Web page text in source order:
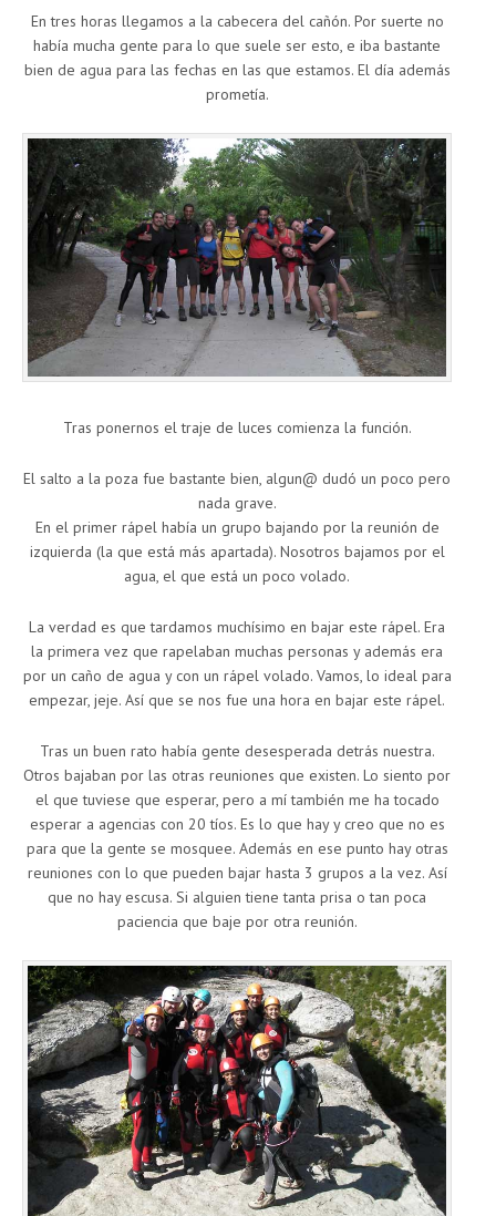
En tres horas llegamos a la cabecera del cañón. Por suerte no
había mucha gente para lo que suele ser esto, e iba bastante
bien de agua para las fechas en las que estamos. El día además
prometía.
Tras ponernos el traje de luces comienza la función.
El salto a la poza fue bastante bien, algun@ dudó un poco pero
nada grave.
En el primer rápel había un grupo bajando por la reunión de
izquierda (la que está más apartada). Nosotros bajamos por el
agua, el que está un poco volado.
La verdad es que tardamos muchísimo en bajar este rápel. Era
la primera vez que rapelaban muchas personas y además era
por un caño de agua y con un rápel volado. Vamos, lo ideal para
empezar, jeje. Así que se nos fue una hora en bajar este rápel.
Tras un buen rato había gente desesperada detrás nuestra.
Otros bajaban por las otras reuniones que existen. Lo siento por
el que tuviese que esperar, pero a mí también me ha tocado
esperar a agencias con 20 tíos. Es lo que hay y creo que no es
para que la gente se mosquee. Además en ese punto hay otras
reuniones con lo que pueden bajar hasta 3 grupos a la vez. Así
que no hay escusa. Si alguien tiene tanta prisa o tan poca
paciencia que baje por otra reunión.